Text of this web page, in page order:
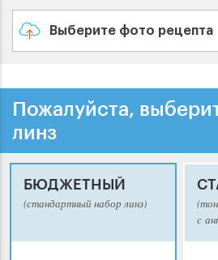
Выберите фото рецепта
Пожалуйста,
линз
БЮДЖЕТНЫЙ
(стандартный набор линз)
с